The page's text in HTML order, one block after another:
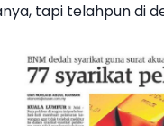
tapi telahpun di